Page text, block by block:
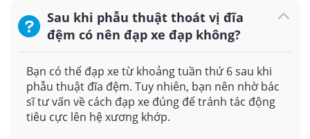
Sau khi phẫu thuật thoát vị đĩa
đệm có nên đạp xe đạp không?
Bạn có thể đạp xe từ khoảng tuần thứ 6 sau khi
phẫu thuật đĩa đệm. Tuy nhiên, bạn nên nhờ bác
sĩ tư vấn về cách đạp xe đúng để tránh tác động
tiêu cực lên hệ xương khớp.